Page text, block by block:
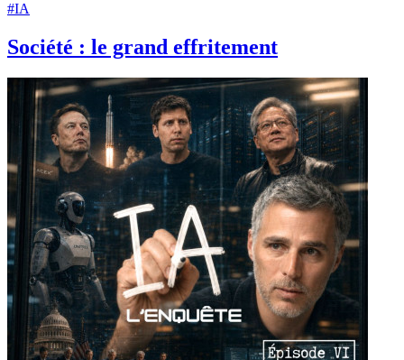
#IA
Société : le grand effritement